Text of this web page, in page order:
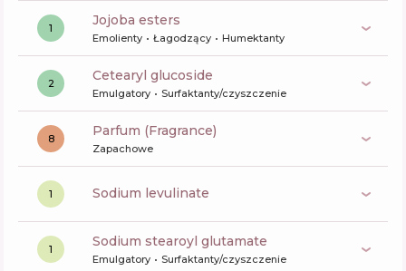
1 jojoba esters
Emolienty Łagodzący Humektanty
2 cetearyl glucoside
Emulgatory Surfaktanty/czyszczenie
8 Parfum (Fragrance)
Zapachowe
1 sodium levulinate
1 sodium stearoyl glutamate
Emulgatory Surfaktanty/czyszczenie